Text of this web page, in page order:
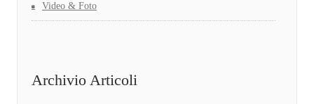
Video & Foto
Archivio Articoli